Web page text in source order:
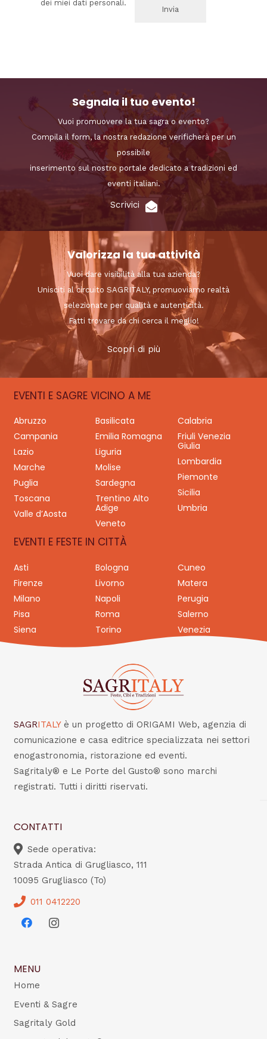
dei miei dati personali.
Segnala il tuo evento!
Vuoi promuovere la tua sagra o evento?
Compila il form, la nostra redazione verificherà per un
possibile
inserimento sul nostro portale dedicato a tradizioni ed
eventi italiani.
Scrivici
Valorizza la tua attività
Vuoi dare visibilità alla tua azienda?
Unisciti al circuito SAGRITALY, promuoviamo realtà
selezionate per qualità e autenticità.
Fatti trovare da chi cerca il meglio!
Scopri di più
EVENTI E SAGRE VICINO A ME
Abruzzo Basilicata
Calabria
Campania
Emilia Romagna
Friuli Venezia
Giulia
Lazio
Liguria
Lombardia
Marche
Molise
Piemonte
Puglia
Sardegna
Sicilia
Toscana
Trentino Alto
Adige
Umbria
Valle d’Aosta
Veneto
EVENTI E FESTE IN CITTÀ
Asti Bologna
Cuneo
Firenze
Livorno
Matera
Milano
Napoli
Perugia
Pisa
Roma
Salerno
Siena
Torino Venezia
SAGRITALY è un progetto di ORIGAMI Web, agenzia di
comunicazione e casa editrice specializzata nei settori
enogastronomia, ristorazione ed eventi.
Sagritaly® e Le Porte del Gusto® sono marchi
registrati. Tutti i diritti riservati.
CONTATTI
Sede operativa:
Strada Antica di Grugliasco, 111
10095 Grugliasco (To)
011 0412220
MENU
Home
Eventi & Sagre
Sagritaly Gold